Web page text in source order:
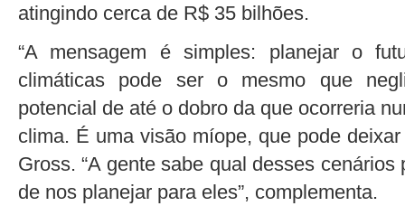
atingindo cerca de R$ 35 bilhões.
“A mensagem é simples: planejar o
climáticas pode ser o mesmo que
potencial de até o dobro da que ocorreria
clima. É uma visão míope, que pode
Gross. “A gente sabe qual desses
de nos planejar para eles”, complementa.